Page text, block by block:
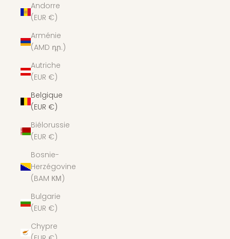
Andorre
(EUR €)
Arménie
(AMD դր.)
Autriche
(EUR €)
Belgique
(EUR €)
Biélorussie
(EUR €)
Bosnie-
Herzégovine
(BAM КМ)
Bulgarie
(EUR €)
Chypre